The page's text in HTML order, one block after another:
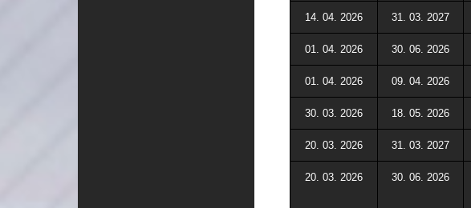
14. 04. 2026 31. 03. 2027
01. 04. 2026 30. 06. 2026
01. 04. 2026 09. 04. 2026
30. 03. 2026 18. 05. 2026
20. 03. 2026 31. 03. 2027
20. 03. 2026 30. 06. 2026